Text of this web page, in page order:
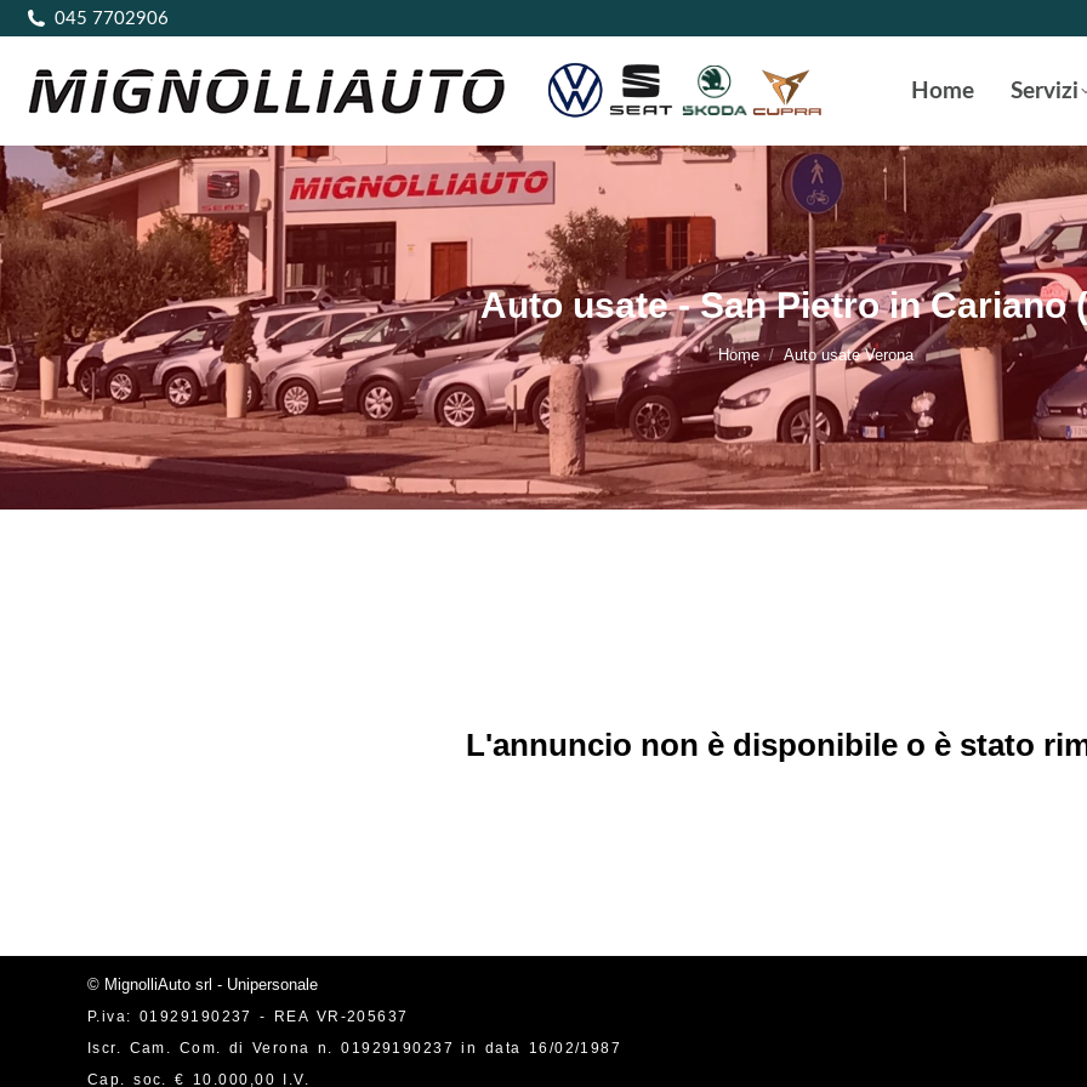
045 7702906
Home Servizi
Auto usate - San Pietro in Cariano
Tu sei qui:
Home Auto usate Verona
L'annuncio non è disponibile o è stato
© MignolliAuto srl - Unipersonale
P.iva: 01929190237 - REA VR-205637
Iscr. Cam. Com. di Verona n. 01929190237 in data 16/02/1987
Cap. soc. € 10.000,00 I.V.